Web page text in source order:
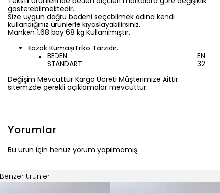
kullandığınız ürünlerle kıyaslayabilirsiniz.
Manken 1.68 boy 68 kg Kullanılmıştır.
Kazak KumaşıTriko Tarzıdır.
BEDEN
STANDART
Değişim Mevcuttur Kargo Ücreti Müşterimize Aittir
Bu ürün için henüz yorum yapılmamış.